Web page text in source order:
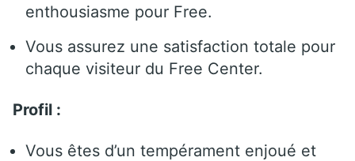
enthousiasme pour Free.
Vous assurez une satisfaction totale pour
chaque visiteur du Free Center.
Profil :
Vous êtes d’un tempérament enjoué et